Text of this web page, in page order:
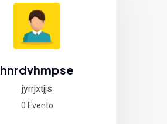
hnrdvhmpse
jyrrjxtjjs
0 Evento